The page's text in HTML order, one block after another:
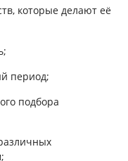
которые делают её
период;
подбора